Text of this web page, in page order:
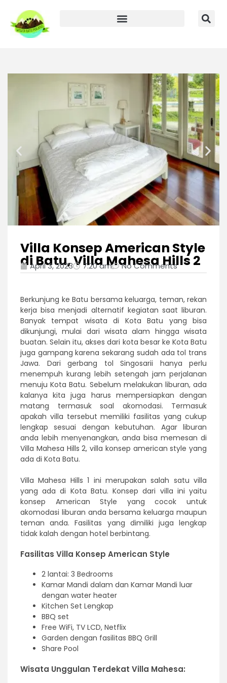
Villa Konsep American Style
di Batu, Villa Mahesa Hills 2
April 3, 2023 7:20 am No Comments
Berkunjung ke Batu bersama keluarga, teman, rekan
kerja bisa menjadi alternatif kegiatan saat liburan.
Banyak tempat wisata di Kota Batu yang bisa
dikunjungi, mulai dari wisata alam hingga wisata
buatan. Selain itu, akses dari kota besar ke Kota Batu
juga gampang karena sekarang sudah ada tol trans
Jawa. Dari gerbang tol Singosarii hanya perlu
menempuh kurang lebih setengah jam perjalanan
menuju Kota Batu. Sebelum melakukan liburan, ada
kalanya kita juga harus mempersiapkan dengan
matang termasuk soal akomodasi. Termasuk
apakah villa tersebut memiliki fasilitas yang cukup
lengkap sesuai dengan kebutuhan. Agar liburan
anda lebih menyenangkan, anda bisa memesan di
Villa Mahesa Hills 2, villa konsep american style yang
ada di Kota Batu.
Villa Mahesa Hills 1 ini merupakan salah satu villa
yang ada di Kota Batu. Konsep dari villa ini yaitu
konsep American Style yang cocok untuk
akomodasi liburan anda bersama keluarga maupun
teman anda. Fasilitas yang dimiliki juga lengkap
tidak kalah dengan hotel berbintang.
Fasilitas Villa Konsep American Style
2 lantai: 3 Bedrooms
Kamar Mandi dalam dan Kamar Mandi luar
dengan water heater
Kitchen Set Lengkap
BBQ set
Free WiFi, TV LCD, Netflix
Garden dengan fasilitas BBQ Grill
Share Pool
Wisata Unggulan Terdekat Villa Mahesa: